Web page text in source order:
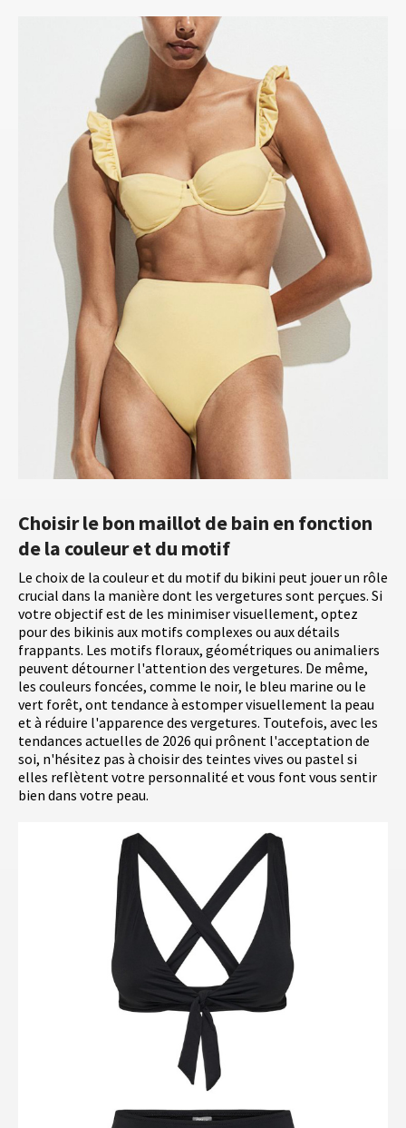
Choisir le bon maillot de bain en fonction
de la couleur et du motif
Le choix de la couleur et du motif du bikini peut jouer un rôle
crucial dans la manière dont les vergetures sont perçues. Si
votre objectif est de les minimiser visuellement, optez
pour des bikinis aux motifs complexes ou aux détails
frappants. Les motifs floraux, géométriques ou animaliers
peuvent détourner l'attention des vergetures. De même,
les couleurs foncées, comme le noir, le bleu marine ou le
vert forêt, ont tendance à estomper visuellement la peau
et à réduire l'apparence des vergetures. Toutefois, avec les
tendances actuelles de 2026 qui prônent l'acceptation de
soi, n'hésitez pas à choisir des teintes vives ou pastel si
elles reflètent votre personnalité et vous font vous sentir
bien dans votre peau.